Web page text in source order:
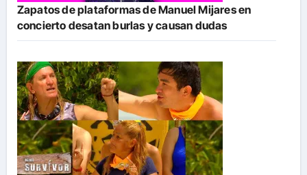
Zapatos de plataformas de Manuel Mijares en
concierto desatan burlas y causan dudas